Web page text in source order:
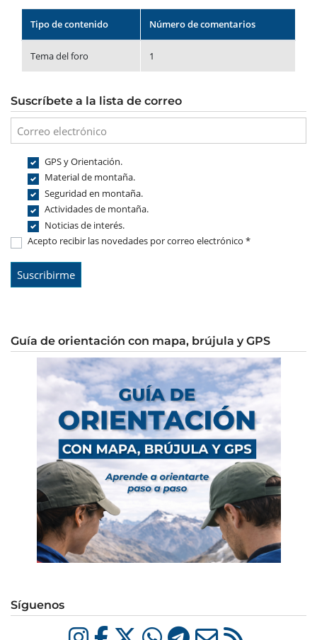
Tipo de contenido Número de comentarios
Tema del foro 1
Suscríbete a la lista de correo
GPS y Orientación.
Material de montaña.
Seguridad en montaña.
Actividades de montaña.
Noticias de interés.
Acepto recibir las novedades por correo electrónico *
Guía de orientación con mapa, brújula y GPS
Síguenos